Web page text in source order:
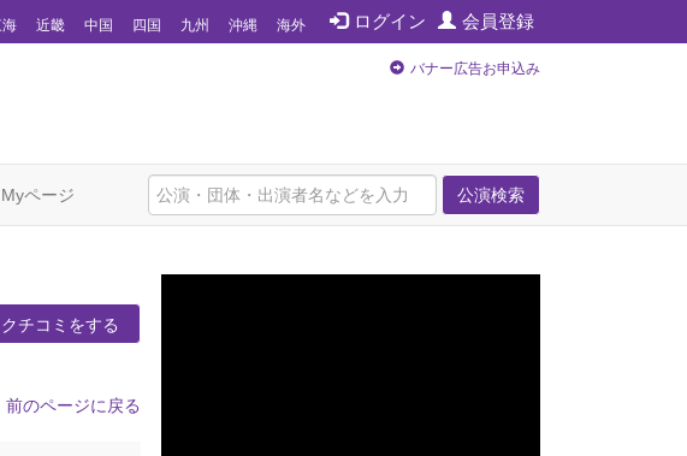
ログイン 会員登録
近畿 中国 四国 九州 沖縄 海外
バナー広告お申込み
公演検索
Myページ
チコミをする
前のページに戻る